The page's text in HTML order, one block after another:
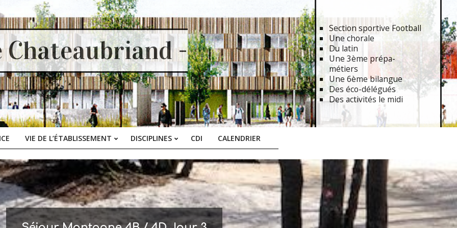
Chateaubriand -
Section sportive Football
Une chorale
Du latin
Une 3ème prépa-
métiers
Une 6ème bilangue
Des éco-délégués
Des activités le midi
Primary
Navigation
Menu
VIE DE L’ÉTABLISSEMENT DISCIPLINES CDI CALENDRIER